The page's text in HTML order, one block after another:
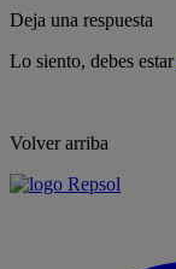
Deja una respuesta
Lo siento, debes estar
Volver arriba